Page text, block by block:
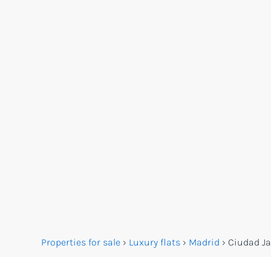
Properties for sale › Luxury flats › Madrid › Ciudad